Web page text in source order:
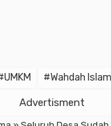
#Wahdah
Advertisment